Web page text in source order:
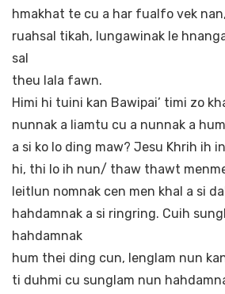
hmakhat te cu a har fualfo vek
ruahsal tikah, lungawinak le
sal
theu lala fawn.
Himi hi tuini kan Bawipai’ timi zo
nunnak a liamtu cu a nunnak a
a si ko lo ding maw? Jesu Khrih ih
hi, thi lo ih nun/ thaw thawt
leitlun nomnak cen men khal a si
hahdamnak a si ringring. Cuih
hahdamnak
hum thei ding cun, lenglam nun
ti duhmi cu sunglam nun